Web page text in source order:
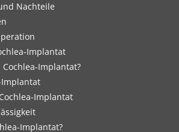
Nachteile
Implantat
Implantat?
Implantat
Implantat
Implantat?